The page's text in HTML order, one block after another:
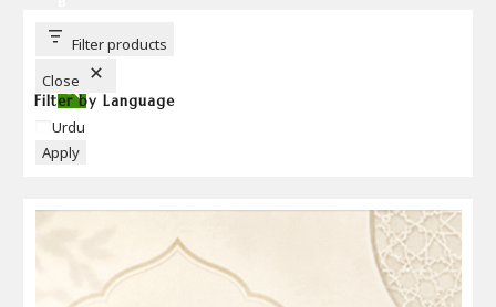
T
T
Filter products
Close
Filter by Language
Language
Urdu
Apply